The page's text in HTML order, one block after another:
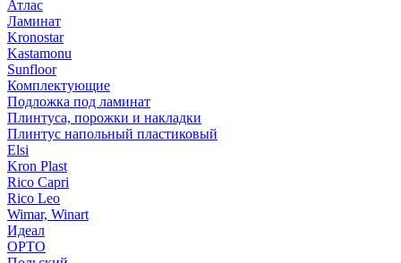
Атлас
Ламинат
Kronostar
Kastamonu
Sunfloor
Комплектующие
Подложка под ламинат
Плинтуса, порожки и накладки
Плинтус напольный пластиковый
Elsi
Kron Plast
Rico Capri
Rico Leo
Wimar, Winart
Идеал
ОРТО